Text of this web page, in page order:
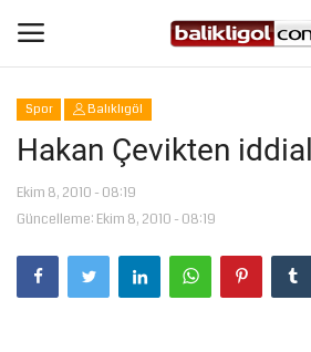
Giriş Yap
Anasayfa
Köşe Yazıları
Spor Balıklıgöl
Hakan Çevikten
Ekim 8, 2010 - 08:19
Güncelleme: Ekim 8, 2010 - 08:19